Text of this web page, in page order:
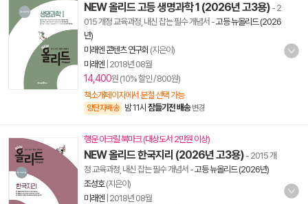
NEW 올리드 고등 생명과학 1 (2026년 고3용) - 2
015 개정 교육과정, 내신 잡는 필수 개념서 -고등 뉴올리드 (2026
년)
미래엔 콘텐츠 연구회 (지은이)
미래엔 2018년 08월
14,400원 (10% 할인 / 800원)
책소개페이지에서 분철 선택 가능
양탄자배송 밤 11시 잠들기전 배송 변경
행운 아크릴 북마크 (대상도서 2만원 이상)
NEW 올리드 한국지리 (2026년 고3용) - 2015 개
정 교육과정, 내신 잡는 필수 개념서 -고등 뉴올리드 (2026년)
조성호(지은이)
미래엔 2018년 08월